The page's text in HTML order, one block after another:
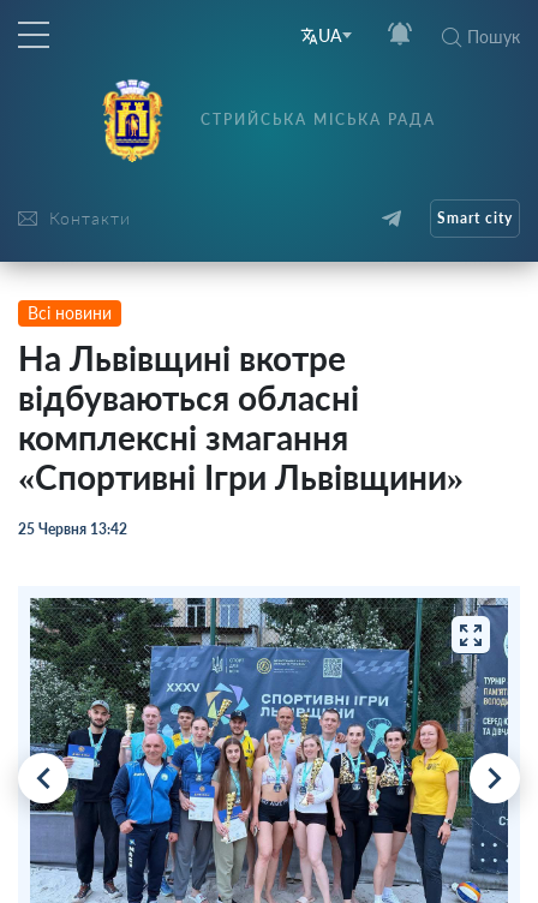
UA Пошук
Контакти
СТРИЙСЬКА МІСЬКА РАДА
Smart city
Всі новини
На Львівщині вкотре
відбуваються обласні
комплексні змагання
«Спортивні Ігри Львівщини»
25 Червня 13:42